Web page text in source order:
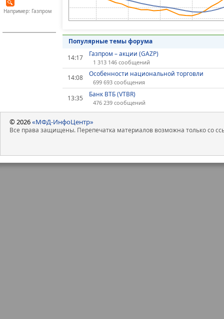
Например: Газпром
Популярные темы форума
14:17
Газпром – акции (GAZP)
1 313 146 сообщений
14:08 Особенности национальной торговли
699 693 сообщения
13:35 Банк ВТБ (VTBR)
476 239 сообщений
© 2026«МФД-ИнфоЦентр»
Все права защищены. Перепечатка материалов возможна только со